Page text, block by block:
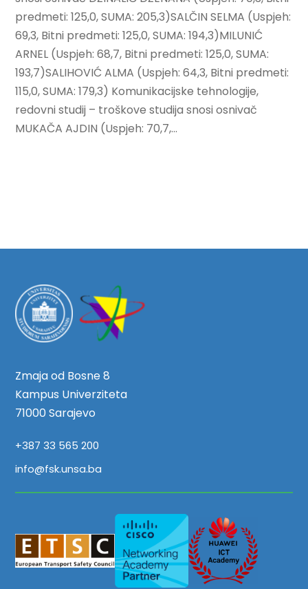
predmeti: 125,0, SUMA: 205,3)SALČIN SELMA (Uspjeh:
69,3, Bitni predmeti: 125,0, SUMA: 194,3)MILUNIĆ
ARNEL (Uspjeh: 68,7, Bitni predmeti: 125,0, SUMA:
193,7)SALIHOVIĆ ALMA (Uspjeh: 64,3, Bitni predmeti:
115,0, SUMA: 179,3) Komunikacijske tehnologije,
redovni studij – troškove studija snosi osnivač
MUKAČA AJDIN (Uspjeh: 70,7,...
Zmaja od Bosne 8
Kampus Univerziteta
71000 Sarajevo
+387 33 565 200
info@fsk.unsa.ba